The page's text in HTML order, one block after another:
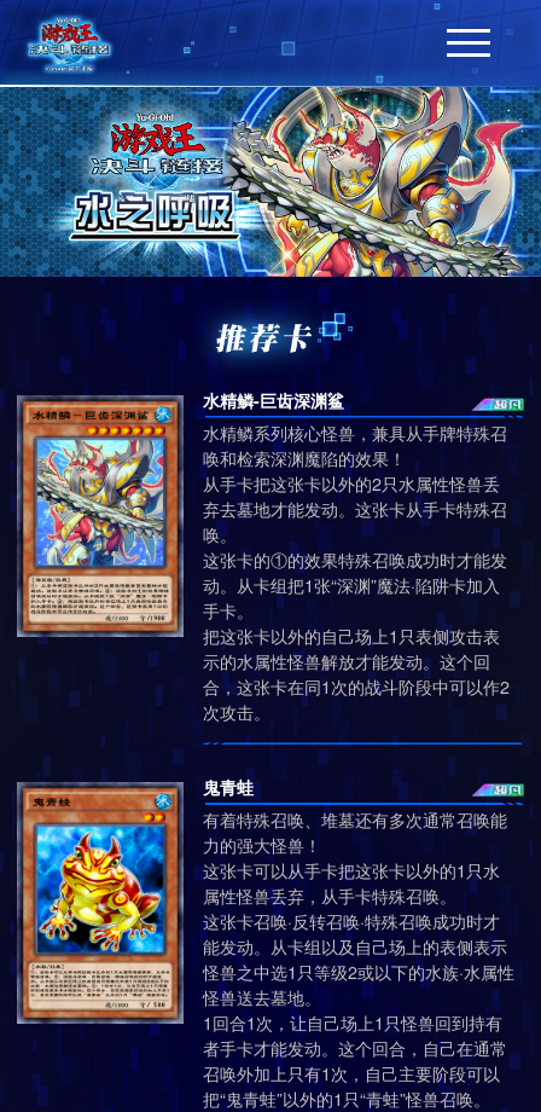
水精鳞-巨齿深渊鲨
水精鳞系列核心怪兽，兼具从手牌特殊召
唤和检索深渊魔陷的效果！
从手卡把这张卡以外的2只水属性怪兽丢
弃去墓地才能发动。这张卡从手卡特殊召
唤。
这张卡的①的效果特殊召唤成功时才能发
动。从卡组把1张“深渊”魔法·陷阱卡加入
手卡。
把这张卡以外的自己场上1只表侧攻击表
示的水属性怪兽解放才能发动。这个回
合，这张卡在同1次的战斗阶段中可以作2
次攻击。
鬼青蛙
有着特殊召唤、堆墓还有多次通常召唤能
力的强大怪兽！
这张卡可以从手卡把这张卡以外的1只水
属性怪兽丢弃，从手卡特殊召唤。
这张卡召唤·反转召唤·特殊召唤成功时才
能发动。从卡组以及自己场上的表侧表示
怪兽之中选1只等级2​或​以下的水族·水属性
怪兽送去墓地。
1回合1次，让自己场上1只怪兽回到持有
者手卡才能发动。这个回合，自己在通常
召唤外加上只有1次，自己主要阶段可以
把“鬼青蛙”以外的1只“青蛙”怪兽召唤。